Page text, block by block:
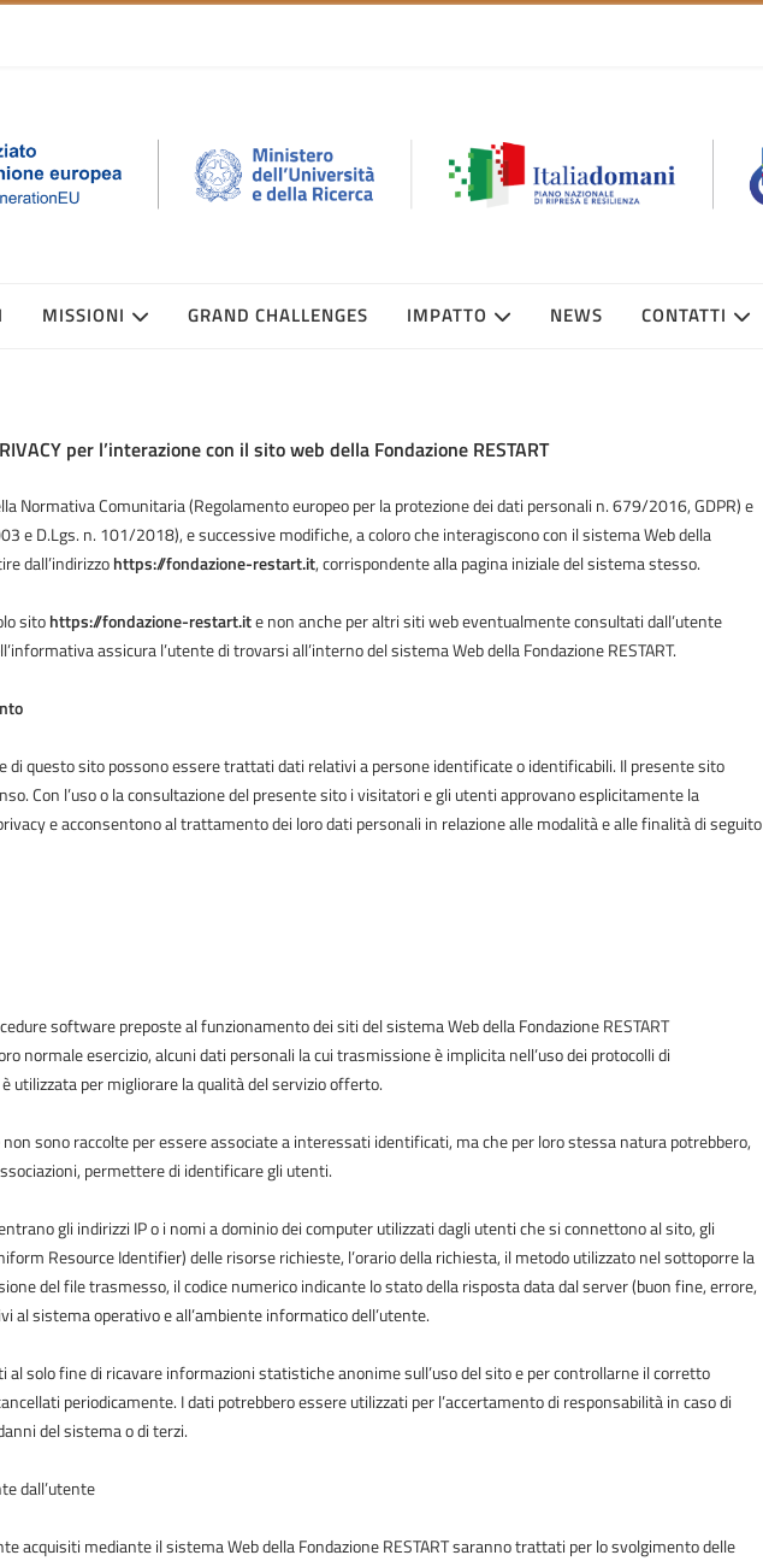
MISSIONI GRAND CHALLENGES IMPATTO NEWS CONTATTI
per l’interazione con il sito web della Fondazione RESTART
Normativa Comunitaria (Regolamento europeo per la protezione dei dati personali n. 679/2016, GDPR) e
e D.Lgs. n. 101/2018), e successive modifiche, a coloro che interagiscono con il sistema Web della
dall’indirizzohttps://fondazione-restart.it, corrispondente alla pagina iniziale del sistema stesso.
sitohttps://fondazione-restart.ite non anche per altri siti web eventualmente consultati dall’utente
assicura l’utente di trovarsi all’interno del sistema Web della Fondazione RESTART.
di questo sito possono essere trattati dati relativi a persone identificate o identificabili. Il presente sito
Con l’uso o la consultazione del presente sito i visitatori e gli utenti approvano esplicitamente la
e acconsentono al trattamento dei loro dati personali in relazione alle modalità e alle finalità di seguito
software preposte al funzionamento dei siti del sistema Web della Fondazione RESTART
normale esercizio, alcuni dati personali la cui trasmissione è implicita nell’uso dei protocolli di
utilizzata per migliorare la qualità del servizio offerto.
sono raccolte per essere associate a interessati identificati, ma che per loro stessa natura potrebbero,
permettere di identificare gli utenti.
gli indirizzi IP o i nomi a dominio dei computer utilizzati dagli utenti che si connettono al sito, gli
Resource Identifier) delle risorse richieste, l’orario della richiesta, il metodo utilizzato nel sottoporre la
del file trasmesso, il codice numerico indicante lo stato della risposta data dal server (buon fine, errore,
al sistema operativo e all’ambiente informatico dell’utente.
al solo fine di ricavare informazioni statistiche anonime sull’uso del sito e per controllarne il corretto
periodicamente. I dati potrebbero essere utilizzati per l’accertamento di responsabilità in caso di
del sistema o di terzi.
dall’utente
acquisiti mediante il sistema Web della Fondazione RESTART saranno trattati per lo svolgimento delle